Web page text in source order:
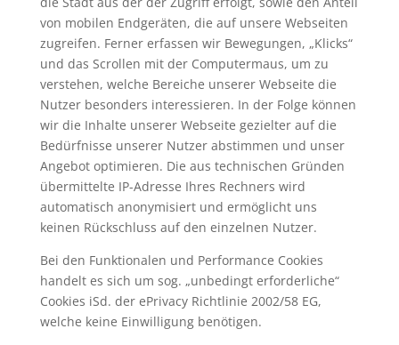
von mobilen Endgeräten, die auf unsere Webseiten
zugreifen. Ferner erfassen wir Bewegungen, „Klicks“
und das Scrollen mit der Computermaus, um zu
verstehen, welche Bereiche unserer Webseite die
Nutzer besonders interessieren. In der Folge können
wir die Inhalte unserer Webseite gezielter auf die
Bedürfnisse unserer Nutzer abstimmen und unser
Angebot optimieren. Die aus technischen Gründen
übermittelte IP-Adresse Ihres Rechners wird
automatisch anonymisiert und ermöglicht uns
keinen Rückschluss auf den einzelnen Nutzer.
Bei den Funktionalen und Performance Cookies
handelt es sich um sog. „unbedingt erforderliche“
Cookies iSd. der ePrivacy Richtlinie 2002/58 EG,
welche keine Einwilligung benötigen.